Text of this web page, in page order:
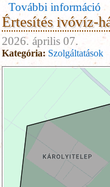
További információ
Értesítés ivóvíz-
2026. április 07.
Kategória: Szolgáltatások